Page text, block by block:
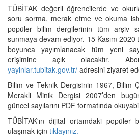
TÜBİTAK değerli öğrencilerde ve
soru sorma, merak etme ve okuma
popüler bilim dergilerinin tüm arşiv
sunmaya devam ediyor. 15 Kasım
boyunca yayımlanacak tüm yeni
erişimine açık olacaktır.
yayinlar.tubitak.gov.tr/ adresini ziyaret
Bilim ve Teknik Dergisinin 1967, Bilim
Merakli Minik Dergisi 2007’den
güncel sayılarını PDF formatında
TÜBİTAK'ın dijital ortamdaki popüler
ulaşmak için tıklayınız.